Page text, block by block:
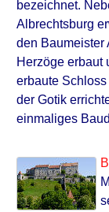
bezeichnet.
Albrechtsburg
den Baumeister
Herzöge erbaut
erbaute
der Gotik
einmaliges